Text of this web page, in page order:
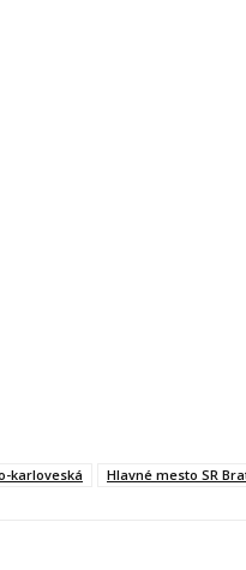
karloveská Hlavné mesto SR